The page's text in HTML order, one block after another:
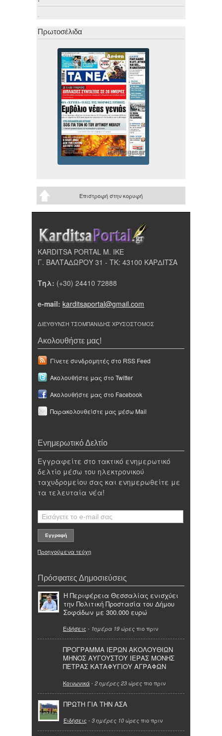
Πρωτοσέλιδα
Επιστροφή στην κορυφή
KARDITSA PORTAL Μ. ΙΚΕ
Γ. ΒΑΛΤΑΔΩΡΟΥ 31 - ΤΚ: 43100 ΚΑΡΔΙΤΣΑ
Τηλ: (+30) 24410 72888
e-mail: karditsaportal@gmail.com
ΔΙΕΥΘΥΝΣΗ ΤΣΟΜΠΑΝΙΔΗΣ ΧΡΥΣΟΣΤΟΜΟΣ
Ακολουθήστε μας!
Γίνετε συνδρομητές στο RSS Feed
Ακολουθήστε μας στο Twitter
Ακολουθήστε μας στο Facebook
Παρακολουθείστε μας μέσω Mail
Ενημερωτικό Δελτίο
Εγγραφείτε στο τακτικό ενημερωτικό
δελτίο μέσω του ηλεκτρονικού
ταχυδρομείου σας και ενημερωθείτε με
τα τελευταία νέα!
Προηγούμενα τεύχη
Πρόσφατες Δημοσιεύσεις
Η Περιφέρεια Θεσσαλίας ενισχύει
την Πολιτική Προστασία του Δήμου
Σοφάδων με 300.000 ευρώ
Ειδήσεις - 1ημέρα 19 ώρες πιο πριν
ΠΡΟΓΡΑΜΜΑ ΙΕΡΩΝ ΑΚΟΛΟΥΘΙΩΝ
ΜΗΝΟΣ ΑΥΓΟΥΣΤΟΥ ΙΕΡΑΣ ΜΟΝΗΣ
ΠΕΤΡΑΣ ΚΑΤΑΦΥΓΙΟΥ ΑΓΡΑΦΩΝ
Κοινωνικά- 2 ημέρες 23 ώρες πιο πριν
ΠΡΩΤΗ ΓΙΑ ΤΗΝ ΑΣΑ
Ειδήσεις - 3 ημέρες 10 ώρες πιο πριν